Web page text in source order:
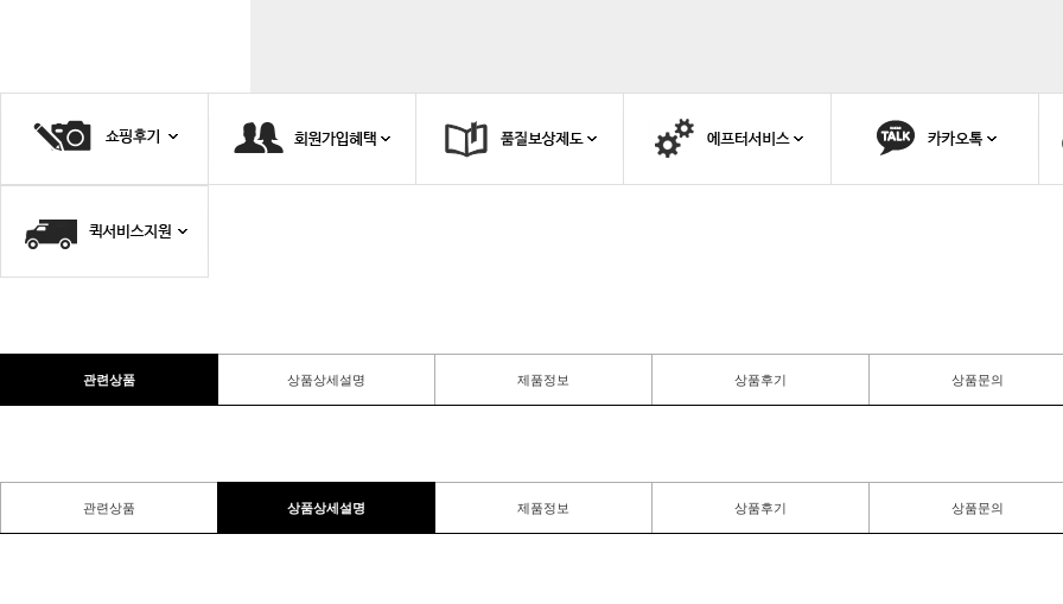
관련상품 상품상세설명 제품정보 상품후기 상품문의
관련상품 상품상세설명 제품정보 상품후기 상품문의